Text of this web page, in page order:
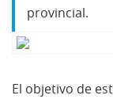
provincial.
El objetivo de